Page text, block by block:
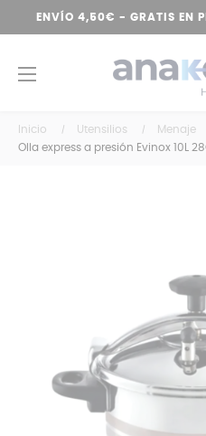
ENVÍO 4,50€ - GRATIS EN
Navegación
☰
Inicio Utensilios Menaje
Olla express a presión Evinox 10L